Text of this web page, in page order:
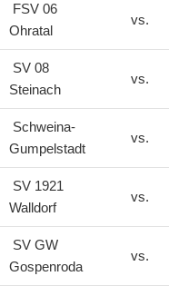
FSV 06
Ohratal
vs.
SV 08
Steinach
vs.
Schweina-
Gumpelstadt
vs.
SV 1921
Walldorf
vs.
SV GW
Gospenroda
vs.